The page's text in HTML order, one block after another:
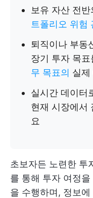
보유 자산 전
트폴리오 위험
퇴직이나 부동
장기 투자 목
무 목표의 실제
실시간 데이터
현재 시장에서
요
초보자든 노련한 투
를 통해 투자 여정
을 수행하며, 정보